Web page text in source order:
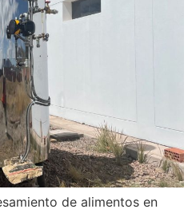
de alimentos en